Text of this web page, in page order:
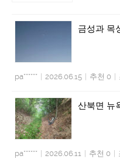
금성과 목
pa****** 2026.06.15 추천 0
산북면 뉴
pa****** 2026.06.11 추천 0